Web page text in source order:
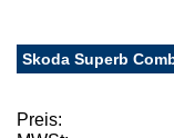
Skoda Superb
Preis: